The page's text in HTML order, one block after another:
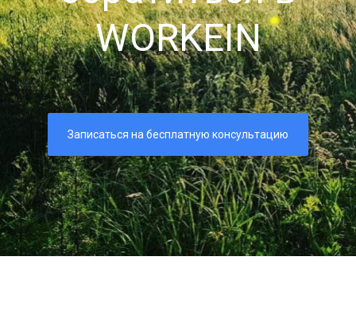
WORKEIN
}
Записаться на бесплатную консультацию